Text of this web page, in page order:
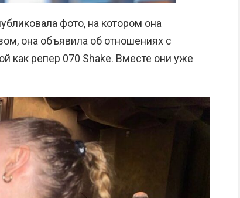
фото, на котором она
она объявила об отношениях с
как репер 070 Shake. Вместе они уже